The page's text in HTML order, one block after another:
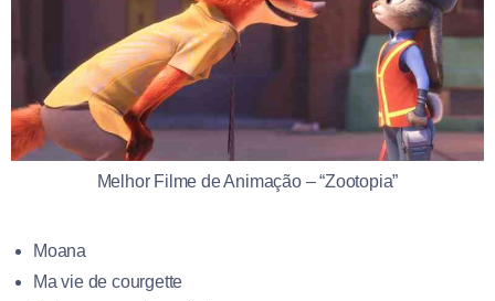
Melhor Filme de Animação – “Zootopia”
Moana
Ma vie de courgette